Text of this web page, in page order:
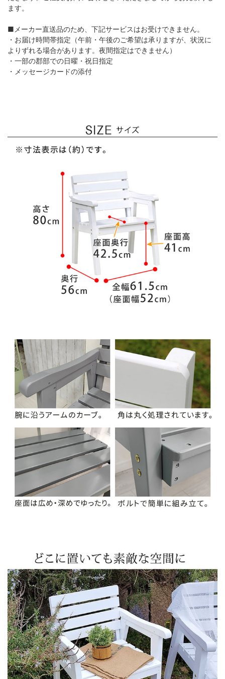
ます。
■メーカー直送品のため、下記サービスはお受けできません。
・お届け時間帯指定（午前・午後のご希望は承りますが、状況に
よりずれる場合があります。夜間指定はできません）
・一部の郡部での日曜・祝日指定
・メッセージカードの添付